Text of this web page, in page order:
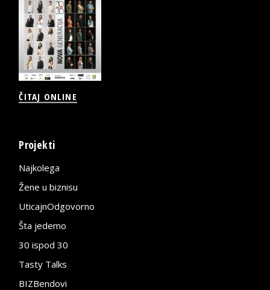
ČITAJ ONLINE
Projekti
Najkolega
Žene u biznisu
UticajnOdgovorno
Šta jedemo
30 ispod 30
Tasty Talks
BIZBendovi